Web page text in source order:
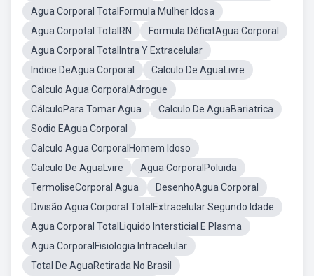
Agua Corporal TotalFormula Mulher Idosa
Agua Corpotal TotalRN
Formula DéficitAgua Corporal
Agua Corporal TotalIntra Y Extracelular
Indice DeAgua Corporal
Calculo De AguaLivre
Calculo Agua CorporalAdrogue
CálculoPara Tomar Agua
Calculo De AguaBariatrica
Sodio EAgua Corporal
Calculo Agua CorporalHomem Idoso
Calculo De AguaLvire
Agua CorporalPoluida
TermoliseCorporal Agua
DesenhoAgua Corporal
Divisão Agua Corporal TotalExtracelular Segundo Idade
Agua Corporal TotalLiquido Intersticial E Plasma
Agua CorporalFisiologia Intracelular
Total De AguaRetirada No Brasil